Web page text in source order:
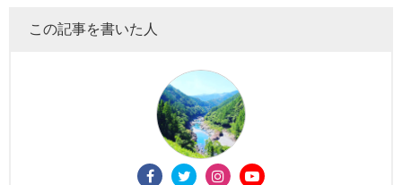
この記事を書いた人